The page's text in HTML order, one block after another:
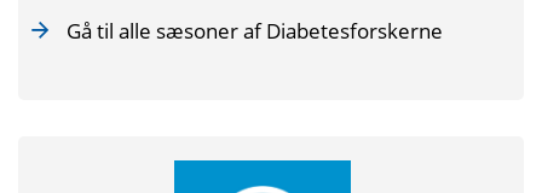
Gå til alle sæsoner af Diabetesforskerne